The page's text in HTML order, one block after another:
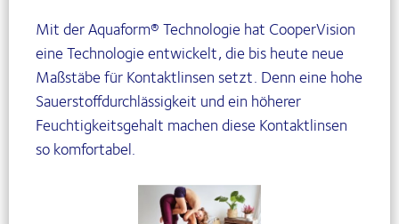
Mit der Aquaform® Technologie hat CooperVision
eine Technologie entwickelt, die bis heute neue
Maßstäbe für Kontaktlinsen setzt. Denn eine hohe
Sauerstoffdurchlässigkeit und ein höherer
Feuchtigkeitsgehalt machen diese Kontaktlinsen
so komfortabel.